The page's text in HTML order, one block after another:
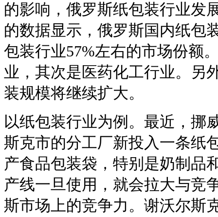
的影响，俄罗斯纸包装行业发
的数据显示，俄罗斯国内纸包
包装行业57%左右的市场份额
业，其次是医药化工行业。另
装规模将继续扩大。
以纸包装行业为例。最近，挪
斯克市的分工厂新投入一条纸
产食品包装袋，特别是奶制品
产线一旦使用，就会拉大与竞
斯市场上的竞争力。谢沃尔斯